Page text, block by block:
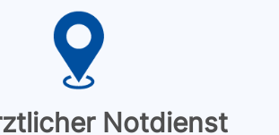
Notdienst